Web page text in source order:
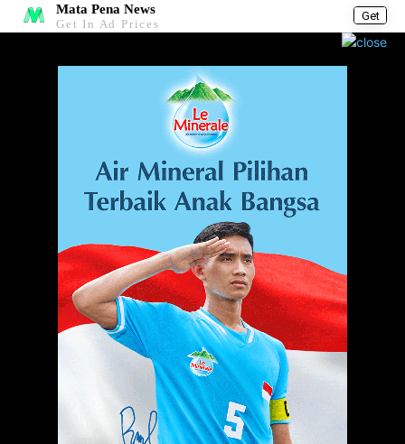
Get
Mata Pena News
Get In Ad Prices